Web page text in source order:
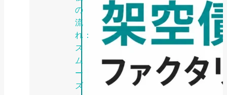
の
流
れ：
ス
ム
ー
ズ